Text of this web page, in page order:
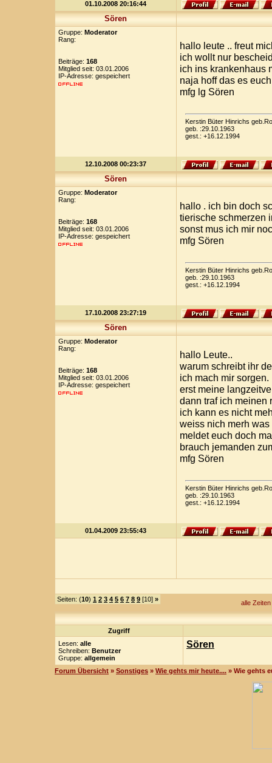
01.10.2008 20:16:44
Sören
Gruppe: Moderator
Rang:
Beiträge: 168
Mitglied seit: 03.01.2006
IP-Adresse: gespeichert
hallo leute .. freut
ich wollt nur
ich ins krankenhaus
naja hoff das es
mfg lg Sören
Kerstin Büter Hinrichs
geb. :29.10.1963
gest.: +16.12.1994
12.10.2008 00:23:37
Sören
Gruppe: Moderator
Rang:
Beiträge: 168
Mitglied seit: 03.01.2006
IP-Adresse: gespeichert
hallo . ich bin doch
tierische schmerzen
sonst mus ich mir
mfg Sören
Kerstin Büter Hinrichs
geb. :29.10.1963
gest.: +16.12.1994
17.10.2008 23:27:19
Sören
Gruppe: Moderator
Rang:
Beiträge: 168
Mitglied seit: 03.01.2006
IP-Adresse: gespeichert
hallo Leute..
warum schreibt ihr
ich mach mir
erst meine
dann traf ich meinen
ich kann es nicht
weiss nich merh
meldet euch doch
brauch jemanden
mfg Sören
Kerstin Büter Hinrichs
geb. :29.10.1963
gest.: +16.12.1994
01.04.2009 23:55:43
Seiten: (10) 1 2 3 4 5 6 7 8 9 [10] » alle
Zugriff
Lesen: alle
Schreiben: Benutzer
Gruppe: allgemein
Sören
Forum Übersicht » Sonstiges » Wie gehts mir heute.... » Wie gehts